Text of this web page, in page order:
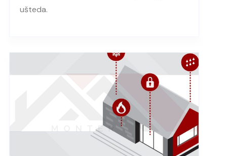
ušteda.